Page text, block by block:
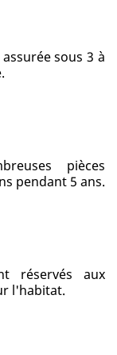
sous 3 à
pièces
pendant 5 ans.
réservés aux
l'habitat.